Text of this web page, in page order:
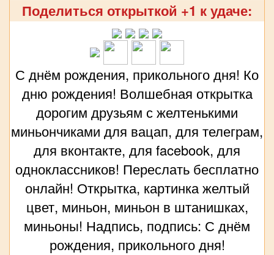
Поделиться открыткой +1 к удаче:
С днём рождения, прикольного дня! Ко
дню рождения! Волшебная открытка
дорогим друзьям с желтенькими
миньончиками для вацап, для телеграм,
для вконтакте, для facebook, для
одноклассников! Переслать бесплатно
онлайн! Открытка, картинка желтый
цвет, миньон, миньон в штанишках,
миньоны! Надпись, подпись: С днём
рождения, прикольного дня!